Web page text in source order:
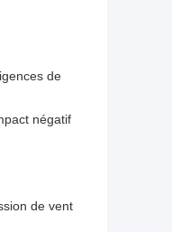
de
négatif
de vent